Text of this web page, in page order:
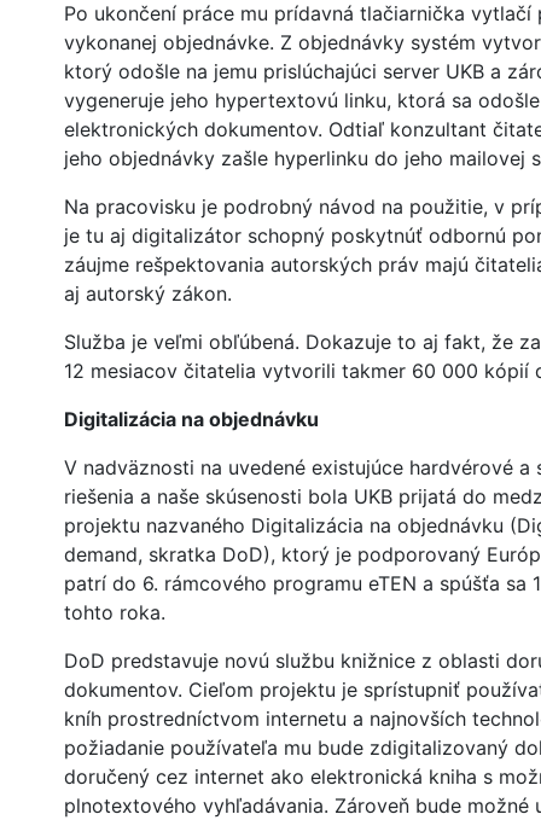
Po ukončení práce mu prídavná tlačiarnička vytlačí
vykonanej objednávke. Z objednávky systém
ktorý odošle na jemu prislúchajúci server UKB a
vygeneruje jeho hypertextovú linku, ktorá sa
elektronických dokumentov. Odtiaľ konzultant
jeho objednávky zašle hyperlinku do jeho mailovej
Na pracovisku je podrobný návod na použitie, v
je tu aj digitalizátor schopný poskytnúť odbornú
záujme rešpektovania autorských práv majú
aj autorský zákon.
Služba je veľmi obľúbená. Dokazuje to aj fakt, že
12 mesiacov čitatelia vytvorili takmer 60 000 kópií
Digitalizácia na objednávku
V nadväznosti na uvedené existujúce hardvérové a
riešenia a naše skúsenosti bola UKB prijatá do
projektu nazvaného Digitalizácia na objednávku
demand, skratka DoD), ktorý je podporovaný
patrí do 6. rámcového programu eTEN a spúšťa sa
tohto roka.
DoD predstavuje novú službu knižnice z oblasti
dokumentov. Cieľom projektu je sprístupniť
kníh prostredníctvom internetu a najnovších
požiadanie používateľa mu bude zdigitalizovaný
doručený cez internet ako elektronická kniha s
plnotextového vyhľadávania. Zároveň bude možné